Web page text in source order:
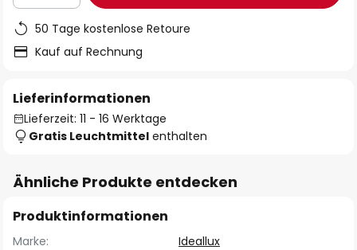
50 Tage kostenlose Retoure
Kauf auf Rechnung
Lieferinformationen
Lieferzeit: 11 - 16 Werktage
Gratis Leuchtmittel enthalten
Ähnliche Produkte entdecken
Produktinformationen
Marke:
Ideallux